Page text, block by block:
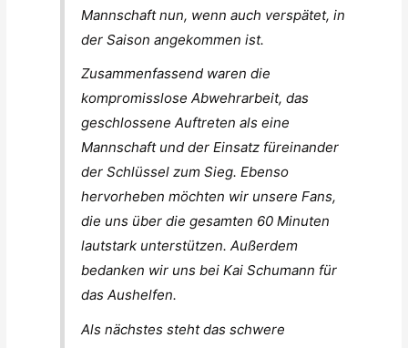
Mannschaft nun, wenn auch verspätet, in
der Saison angekommen ist.
Zusammenfassend waren die
kompromisslose Abwehrarbeit, das
geschlossene Auftreten als eine
Mannschaft und der Einsatz füreinander
der Schlüssel zum Sieg. Ebenso
hervorheben möchten wir unsere Fans,
die uns über die gesamten 60 Minuten
lautstark unterstützen. Außerdem
bedanken wir uns bei Kai Schumann für
das Aushelfen.
Als nächstes steht das schwere